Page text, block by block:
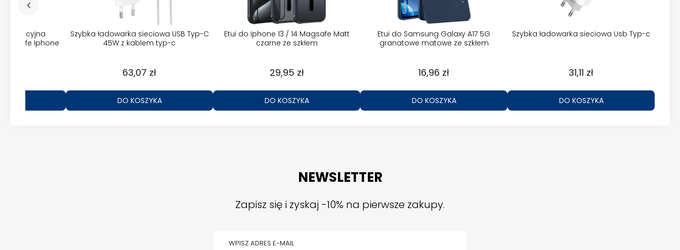
indukcyjna
Iphone
Szybka ładowarka sieciowa USB Typ-C
45W z kablem typ-c
63,07 zł
DO KOSZYKA
Etui do Iphone 13 / 14 Magsafe Matt
czarne ze szkłem
29,95 zł
DO KOSZYKA
Etui do Samsung Galaxy A17 5G
granatowe matowe ze szkłem
16,96 zł
DO KOSZYKA
Szybka ładowarka sieciowa Usb Typ-c
31,11 zł
DO KOSZYKA
NEWSLETTER
Zapisz się i zyskaj -10% na pierwsze zakupy.